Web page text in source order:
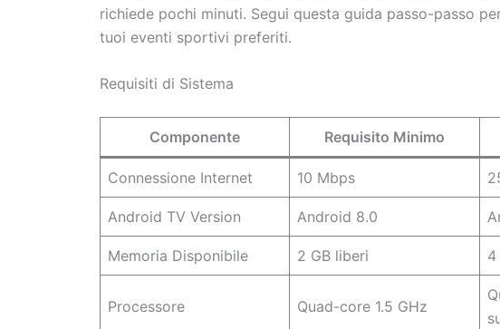
richiede pochi minuti. Segui questa guida passo-passo
tuoi eventi sportivi preferiti.
Requisiti di Sistema
Componente Requisito Minimo
Connessione Internet 10 Mbps
Android TV Version Android 8.0
Memoria Disponibile 2 GB liberi 4
Processore Quad-core 1.5 GHz